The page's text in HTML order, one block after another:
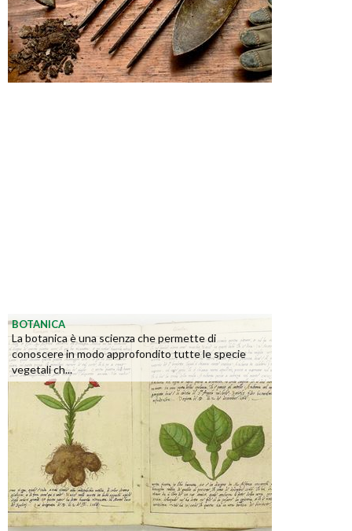
BOTANICA
La botanica è una scienza che permette di
conoscere in modo approfondito tutte le specie
vegetali ch...